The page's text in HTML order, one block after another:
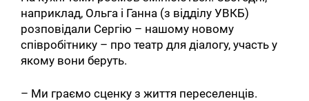
наприклад, Ольга і Ганна (з відділу УВКБ)
розповідали Сергію – нашому новому
співробітнику – про театр для діалогу, участь у
якому вони беруть.
– Ми граємо сценку з життя переселенців.